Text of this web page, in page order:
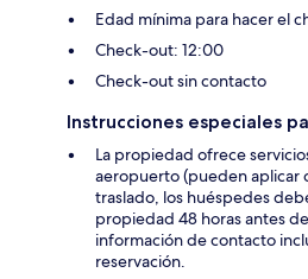
Edad mínima para hacer el
Check-out: 12:00
Check-out sin contacto
Instrucciones especiales
La propiedad ofrece
aeropuerto (pueden aplicar
traslado, los huéspedes
propiedad 48 horas antes
información de contacto
reservación.